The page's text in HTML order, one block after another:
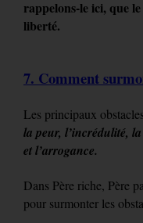
rappelons-le ici, que
liberté.
7. Comment
Les principaux
la peur, l’incrédulité,
et l’arrogance.
Dans Père riche, Père
pour surmonter les